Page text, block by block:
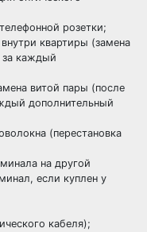
розетки;
квартиры (замена
за каждый
витой пары (после
дополнительный
(перестановка
на другой
если куплен у
кабеля);